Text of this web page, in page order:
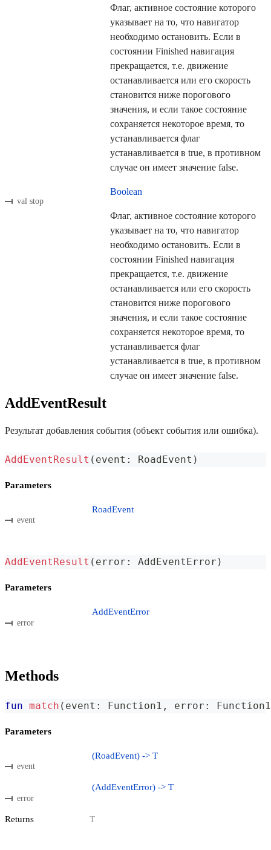
Флаг, активное состояние которого
указывает на то, что навигатор
необходимо остановить. Если в
состоянии Finished навигация
прекращается, т.е. движение
останавливается или его скорость
становится ниже порогового
значения, и если такое состояние
сохраняется некоторое время, то
устанавливается флаг
устанавливается в true, в противном
случае он имеет значение false.
val stop
Boolean
Флаг, активное состояние которого
указывает на то, что навигатор
необходимо остановить. Если в
состоянии Finished навигация
прекращается, т.е. движение
останавливается или его скорость
становится ниже порогового
значения, и если такое состояние
сохраняется некоторое время, то
устанавливается флаг
устанавливается в true, в противном
случае он имеет значение false.
AddEventResult
Результат добавления события (объект события или ошибка).
AddEventResult ( event : RoadEvent )
Parameters
event
RoadEvent
AddEventResult ( error : AddEventError )
Parameters
error
AddEventError
Methods
fun match ( event : Function1 , error : Function1
Parameters
event
(RoadEvent) -> T
error
(AddEventError) -> T
Returns T